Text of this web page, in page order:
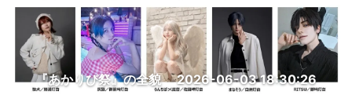
『あかりび祭』の全貌 2026-06-03 18:30:26